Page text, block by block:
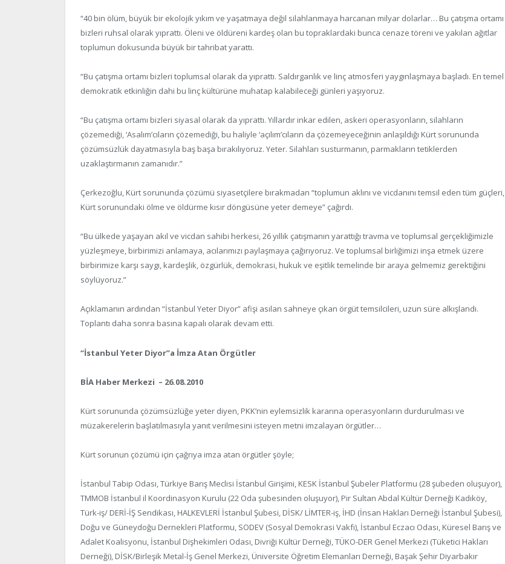
“40 bin ölüm, büyük bir ekolojik yıkım ve yaşatmaya değil silahlanmaya harcanan milyar dolarlar… Bu çatışma ortamı
bizleri ruhsal olarak yıprattı. Öleni ve öldüreni kardeş olan bu topraklardaki bunca cenaze töreni ve yakılan ağıtlar
toplumun dokusunda büyük bir tahribat yarattı.
“Bu çatışma ortamı bizleri toplumsal olarak da yıprattı. Saldırganlık ve linç atmosferi yaygınlaşmaya başladı. En temel
demokratik etkinliğin dahi bu linç kültürüne muhatap kalabileceği günleri yaşıyoruz.
“Bu çatışma ortamı bizleri siyasal olarak da yıprattı. Yıllardır inkar edilen, askeri operasyonların, silahların
çözemediği, ‘Asalım’cıların çözemediği, bu haliyle ‘açılım’cıların da çözemeyeceğinin anlaşıldığı Kürt sorununda
çözümsüzlük dayatmasıyla baş başa bırakılıyoruz. Yeter. Silahları susturmanın, parmakların tetiklerden
uzaklaştırmanın zamanıdır.”
Çerkezoğlu, Kürt sorununda çözümü siyasetçilere bırakmadan “toplumun aklını ve vicdanını temsil eden tüm güçleri,
Kürt sorunundaki ölme ve öldürme kısır döngüsüne yeter demeye” çağırdı.
“Bu ülkede yaşayan akıl ve vicdan sahibi herkesi, 26 yıllık çatışmanın yarattığı travma ve toplumsal gerçekliğimizle
yüzleşmeye, birbirimizi anlamaya, acılarımızı paylaşmaya çağırıyoruz. Ve toplumsal birliğimizi inşa etmek üzere
birbirimize karşı saygı, kardeşlik, özgürlük, demokrasi, hukuk ve eşitlik temelinde bir araya gelmemiz gerektiğini
söylüyoruz.”
Açıklamanın ardından “İstanbul Yeter Diyor” afişi asılan sahneye çıkan örgüt temsilcileri, uzun süre alkışlandı.
Toplantı daha sonra basına kapalı olarak devam etti.
“İstanbul Yeter Diyor”a İmza Atan Örgütler
BİA Haber Merkezi – 26.08.2010
Kürt sorununda çözümsüzlüğe yeter diyen, PKK’nin eylemsizlik kararına operasyonların durdurulması ve
müzakerelerin başlatılmasıyla yanıt verilmesini isteyen metni imzalayan örgütler…
Kürt sorunun çözümü için çağrıya imza atan örgütler şöyle;
İstanbul Tabip Odası, Türkiye Barış Meclisi İstanbul Girişimi, KESK İstanbul Şubeler Platformu (28 şubeden oluşuyor),
TMMOB İstanbul il Koordinasyon Kurulu (22 Oda şubesinden oluşuyor), Pir Sultan Abdal Kültür Derneği Kadıköy,
Türk-iş/ DERİ-İŞ Sendikası, HALKEVLERİ İstanbul Şubesi, DİSK/ LİMTER-iş, İHD (İnsan Hakları Derneği İstanbul Şubesi),
Doğu ve Güneydoğu Dernekleri Platformu, SODEV (Sosyal Demokrasi Vakfı), İstanbul Eczacı Odası, Küresel Barış ve
Adalet Koalisyonu, İstanbul Dişhekimleri Odası, Divriği Kültür Derneği, TÜKO-DER Genel Merkezi (Tüketici Hakları
Derneği), DİSK/Birleşik Metal-İş Genel Merkezi, Üniversite Öğretim Elemanları Derneği, Başak Şehir Diyarbakır